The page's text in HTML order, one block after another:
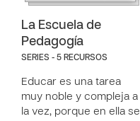
La Escuela de
Pedagogía
SERIES - 5 RECURSOS
Educar es una tarea
muy noble y compleja a
la vez, porque en ella se